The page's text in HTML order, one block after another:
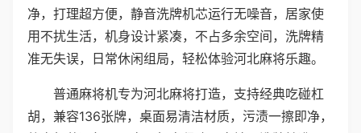
净，打理超方便，静音洗牌机芯运行无噪音，居家使
用不扰生活，机身设计紧凑，不占多余空间，洗牌精
准无失误，日常休闲组局，轻松体验河北麻将乐趣。
普通麻将机专为河北麻将打造，支持经典吃碰杠
胡，兼容136张牌，桌面易清洁材质，污渍一擦即净，